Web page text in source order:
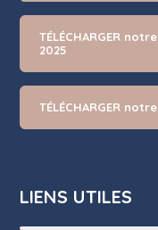
TÉLÉCHARGER
2025
TÉLÉCHARGER
LIENS UTILES